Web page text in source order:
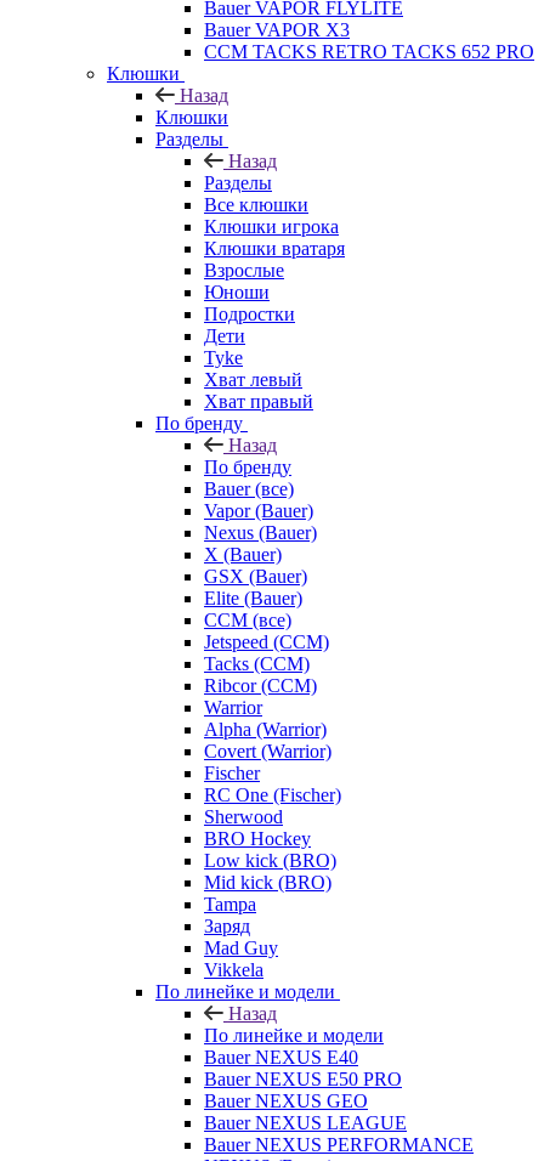
Bauer VAPOR FLYLITE
Bauer VAPOR X3
CCM TACKS RETRO TACKS 652 PRO
Клюшки
Назад
Клюшки
Разделы
Назад
Разделы
Все клюшки
Клюшки игрока
Клюшки вратаря
Взрослые
Юноши
Подростки
Дети
Tyke
Хват левый
Хват правый
По бренду
Назад
По бренду
Bauer (все)
Vapor (Bauer)
Nexus (Bauer)
X (Bauer)
GSX (Bauer)
Elite (Bauer)
CCM (все)
Jetspeed (CCM)
Tacks (CCM)
Ribcor (CCM)
Warrior
Alpha (Warrior)
Covert (Warrior)
Fischer
RC One (Fischer)
Sherwood
BRO Hockey
Low kick (BRO)
Mid kick (BRO)
Tampa
Заряд
Mad Guy
Vikkela
По линейке и модели
Назад
По линейке и модели
Bauer NEXUS E40
Bauer NEXUS E50 PRO
Bauer NEXUS GEO
Bauer NEXUS LEAGUE
Bauer NEXUS PERFORMANCE